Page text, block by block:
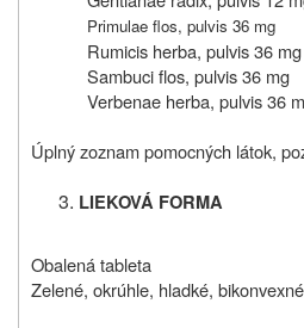
Primulae flos, pulvis 36 mg
Rumicis herba, pulvis 36 mg
Sambuci flos, pulvis 36 mg
Verbenae herba, pulvis 36
Úplný zoznam pomocných látok,
LIEKOVÁ FORMA
Obalená tableta
Zelené, okrúhle, hladké,